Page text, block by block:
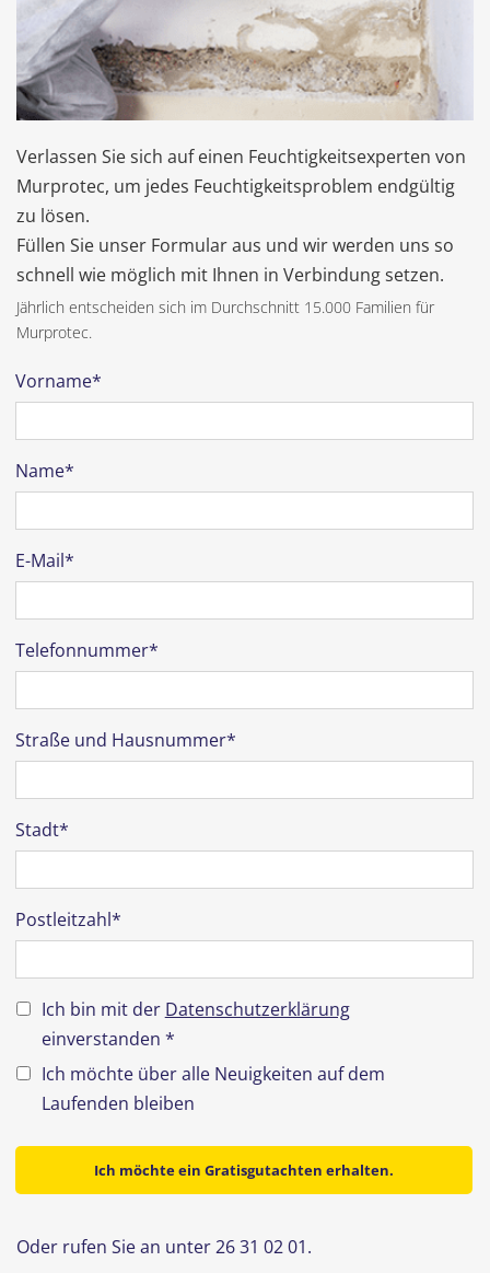
Verlassen Sie sich auf einen Feuchtigkeitsexperten von
Murprotec, um jedes Feuchtigkeitsproblem endgültig
zu lösen.
Füllen Sie unser Formular aus und wir werden uns so
schnell wie möglich mit Ihnen in Verbindung setzen.
Jährlich entscheiden sich im Durchschnitt 15.000 Familien für
Murprotec.
Vorname*
Name*
E-Mail*
Telefonnummer*
Straße und Hausnummer*
Stadt*
Postleitzahl*
Ich bin mit der Datenschutzerklärung
einverstanden *
Ich möchte über alle Neuigkeiten auf dem
Laufenden bleiben
Ich möchte ein Gratisgutachten erhalten.
Oder rufen Sie an unter 26 31 02 01.